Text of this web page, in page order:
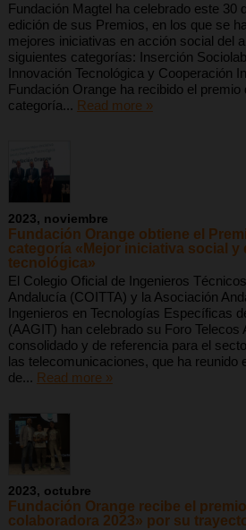
Fundación Magtel ha celebrado este 30
edición de sus Premios, en los que se
mejores iniciativas en acción social del
siguientes categorías: Inserción
Innovación Tecnológica y Cooperación
Fundación Orange ha recibido el premio
categoría... Read more »
2023, noviembre
Fundación Orange obtiene el
categoría «Mejor iniciativa social y
tecnológica»
El Colegio Oficial de Ingenieros
Andalucía (COITTA) y la Asociación
Ingenieros en Tecnologías Específicas
(AAGIT) han celebrado su Foro Telecos
consolidado y de referencia para el
las telecomunicaciones, que ha reunido
de... Read more »
2023, octubre
Fundación Orange recibe el
colaboradora 2023» por su